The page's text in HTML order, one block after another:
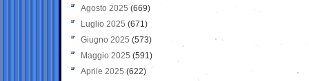
Agosto 2025 (669)
Luglio 2025 (671)
Giugno 2025 (573)
Maggio 2025 (591)
Aprile 2025 (622)